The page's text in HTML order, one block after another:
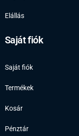
Elállás
Saját fiók
Saját fiók
Termékek
Kosár
Pénztár